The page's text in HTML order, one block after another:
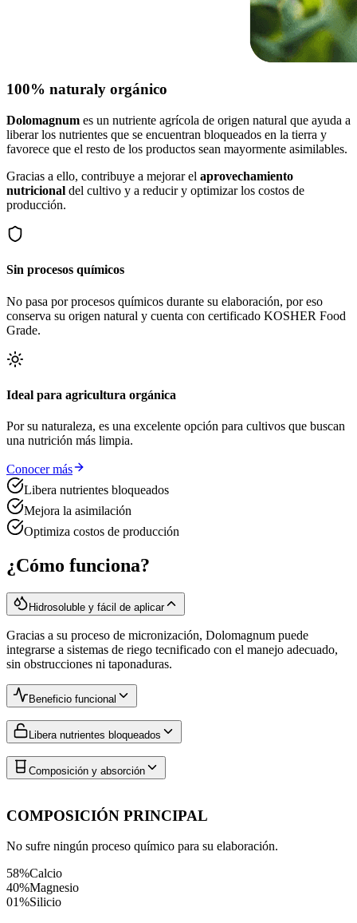
100% naturaly orgánico
Dolomagnum es un nutriente agrícola de origen natural que ayuda a
liberar los nutrientes que se encuentran bloqueados en la tierra y
favorece que el resto de los productos sean mayormente asimilables.
Gracias a ello, contribuye a mejorar el aprovechamiento
nutricional del cultivo y a reducir y optimizar los costos de
producción.
Sin procesos químicos
No pasa por procesos químicos durante su elaboración, por eso
conserva su origen natural y cuenta con certificado KOSHER Food
Grade.
Ideal para agricultura orgánica
Por su naturaleza, es una excelente opción para cultivos que buscan
una nutrición más limpia.
Conocer más
Libera nutrientes bloqueados
Mejora la asimilación
Optimiza costos de producción
¿Cómo funciona?
Hidrosoluble y fácil de aplicar
Gracias a su proceso de micronización, Dolomagnum puede
integrarse a sistemas de riego tecnificado con el manejo adecuado,
sin obstrucciones ni taponaduras.
Beneficio funcional
Libera nutrientes bloqueados
Composición y absorción
COMPOSICIÓN PRINCIPAL
No sufre ningún proceso químico para su elaboración.
58%Calcio
40%Magnesio
01%Silicio